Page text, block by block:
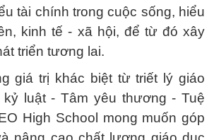
tài chính trong cuộc sống, hiểu
kinh tế - xã hội, để từ đó xây
triển tương lai.
giá trị khác biệt từ triết lý giáo
kỷ luật - Tâm yêu thương - Tuệ
High School mong muốn góp